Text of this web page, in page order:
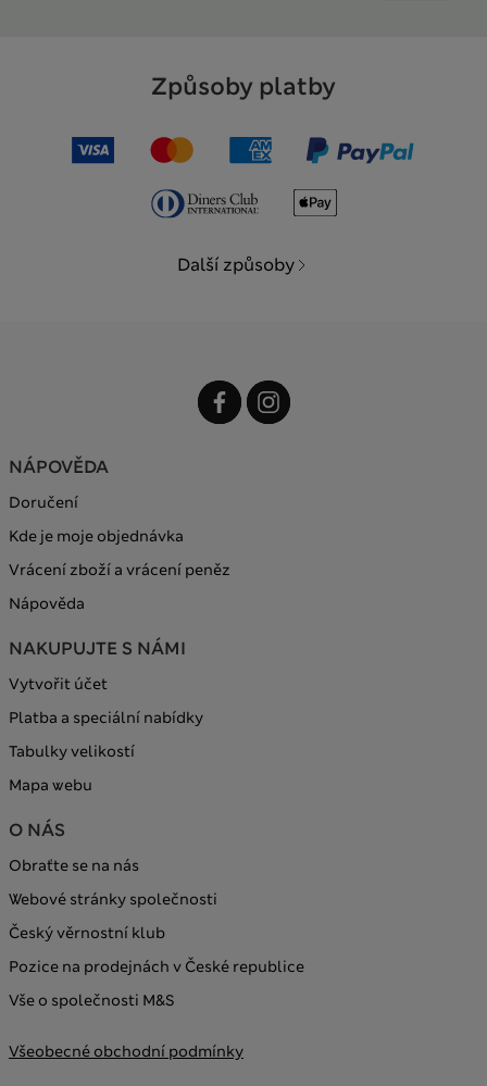
Způsoby platby
Další způsoby
NÁPOVĚDA
Doručení
Kde je moje objednávka
Vrácení zboží a vrácení peněz
Nápověda
NAKUPUJTE S NÁMI
Vytvořit účet
Platba a speciální nabídky
Tabulky velikostí
Mapa webu
O NÁS
Obraťte se na nás
Webové stránky společnosti
Český věrnostní klub
Pozice na prodejnách v České republice
Vše o společnosti M&S
Všeobecné obchodní podmínky